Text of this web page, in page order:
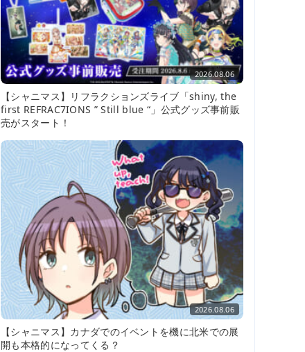
2026.08.06
【シャニマス】リフラクションズライブ「shiny, the
first REFRAC7IONS ” Still blue “」公式グッズ事前販
売がスタート！
2026.08.06
【シャニマス】カナダでのイベントを機に北米での展
開も本格的になってくる？